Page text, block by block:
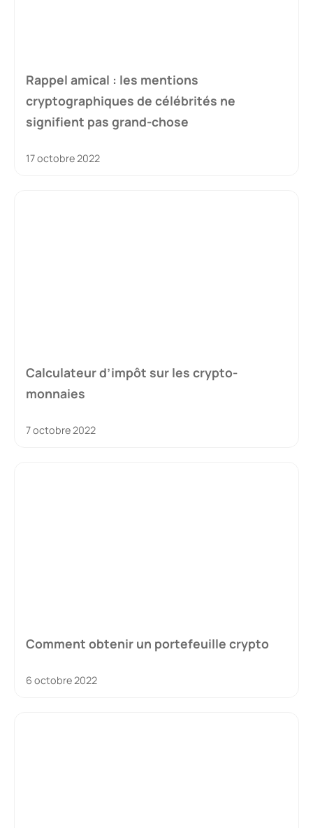
Rappel amical : les mentions
cryptographiques de célébrités ne
signifient pas grand-chose
17 octobre 2022
Calculateur d’impôt sur les crypto-
monnaies
7 octobre 2022
Comment obtenir un portefeuille crypto
6 octobre 2022